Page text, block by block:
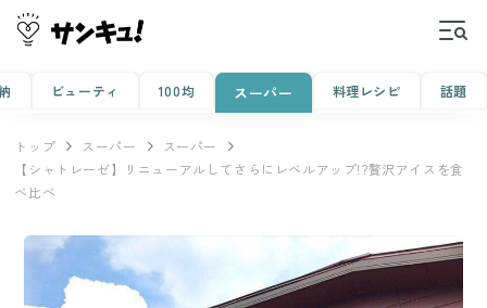
ビューティ 100均 スーパー 料理レシピ 話題
トップ スーパー
スーパー
【シャトレーゼ】リニューアルしてさらにレベルアップ!?贅沢アイスを食
べ比べ